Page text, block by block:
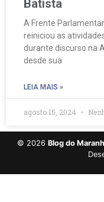
Batista
A Frente
reiniciou as
durante discurso na
desde sua
LEIA MAIS »
agosto 15, 2024
© 2026 Blog do